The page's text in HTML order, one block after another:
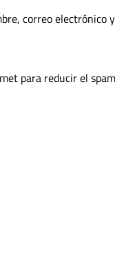
correo electrónico
para reducir el